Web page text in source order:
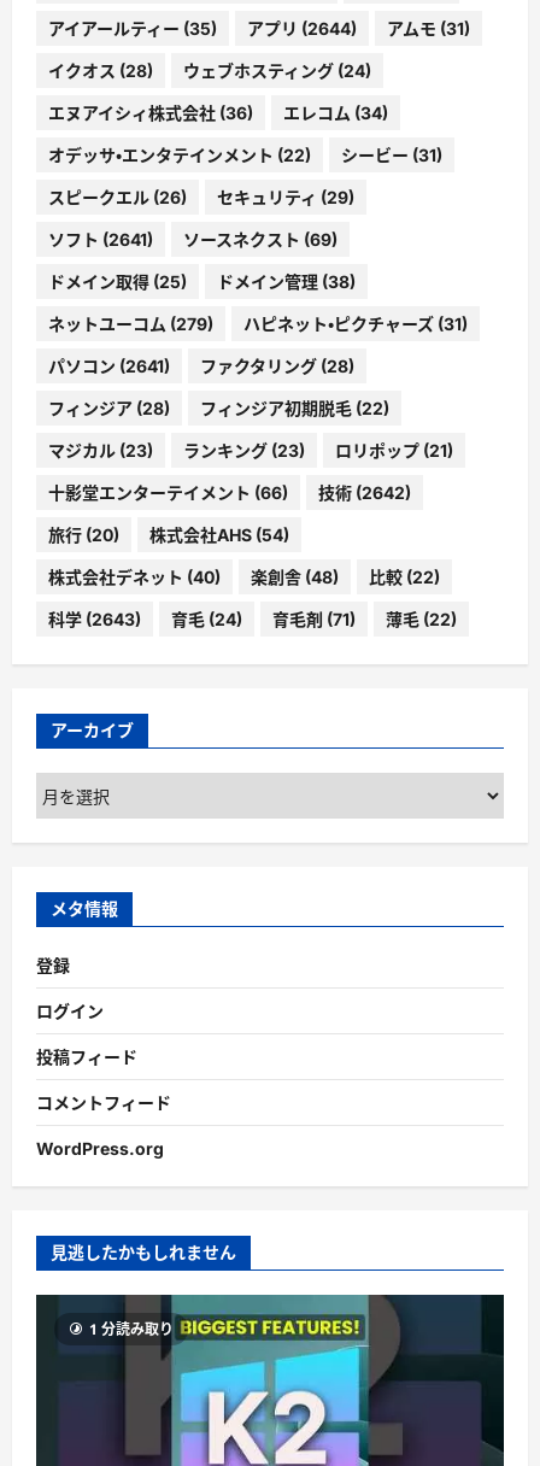
アイアールティー (35) アプリ (2644) アムモ (31)
イクオス (28) ウェブホスティング (24)
エヌアイシィ株式会社 (36) エレコム (34)
オデッサ・エンタテインメント (22) シービー (31)
スピークエル (26) セキュリティ (29)
ソフト (2641) ソースネクスト (69)
ドメイン取得 (25) ドメイン管理 (38)
ネットユーコム (279) ハピネット・ピクチャーズ (31)
パソコン (2641) ファクタリング (28)
フィンジア (28) フィンジア初期脱毛 (22)
マジカル (23) ランキング (23) ロリポップ (21)
十影堂エンターテイメント (66) 技術 (2642)
旅行 (20) 株式会社AHS (54)
株式会社デネット (40) 楽創舎 (48) 比較 (22)
科学 (2643) 育毛 (24) 育毛剤 (71) 薄毛 (22)
アーカイブ
ア
ー
カ
ブ
メタ情報
登録
ログイン
投稿フィード
コメントフィード
WordPress.org
見逃したかもしれません
1 分読み取り